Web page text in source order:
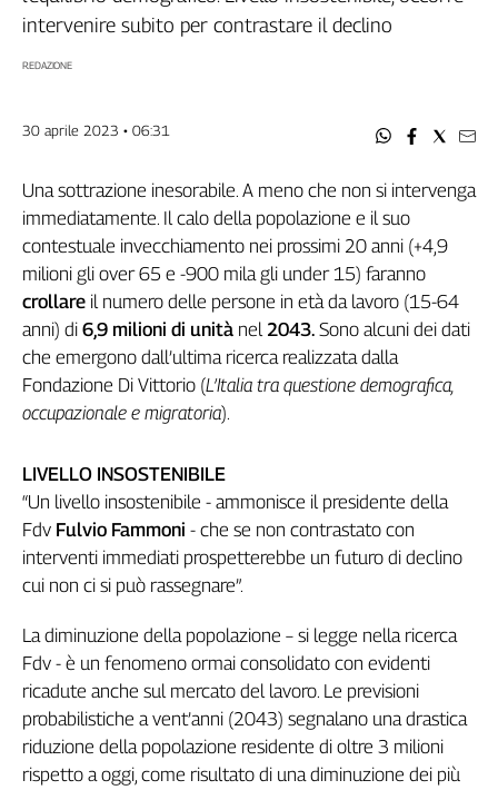
Fisac
Flc
Nidil
Spi
Inca
Caaf
Speciali
G8
di
Genova,
sangue
ragione
120
anni
Cgil
Collettiva
Collettiva
Play
Rubriche
Collettiva
Talk
La
intervenire subito per contrastare il declino
REDAZIONE
30 aprile 2023 • 06:31
Una sottrazione inesorabile. A meno che non si intervenga
immediatamente. Il calo della popolazione e il suo
contestuale invecchiamento nei prossimi 20 anni (+4,9
milioni gli over 65 e -900 mila gli under 15) faranno
crollare il numero delle persone in età da lavoro (15-64
anni) di 6,9 milioni di unità nel 2043. Sono alcuni dei dati
che emergono dall’ultima ricerca realizzata dalla
Fondazione Di Vittorio (L’Italia tra questione demografica,
occupazionale e migratoria).
LIVELLO INSOSTENIBILE
“Un livello insostenibile - ammonisce il presidente della
Fdv Fulvio Fammoni - che se non contrastato con
interventi immediati prospetterebbe un futuro di declino
cui non ci si può rassegnare”.
La diminuzione della popolazione – si legge nella ricerca
Fdv - è un fenomeno ormai consolidato con evidenti
ricadute anche sul mercato del lavoro. Le previsioni
probabilistiche a vent’anni (2043) segnalano una drastica
riduzione della popolazione residente di oltre 3 milioni
rispetto a oggi, come risultato di una diminuzione dei più